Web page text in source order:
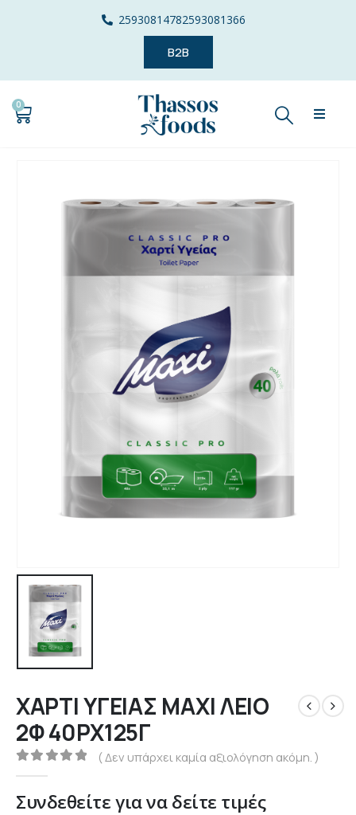
25930814782593081366
B2B
0
ΧΑΡΤΙ ΥΓΕΙΑΣ ΜΑΧΙ ΛΕΙΟ
2Φ 40ΡΧ125Γ
0out of 5
( Δεν υπάρχει καμία αξιολόγηση ακόμη. )
Συνδεθείτε για να δείτε τιμές